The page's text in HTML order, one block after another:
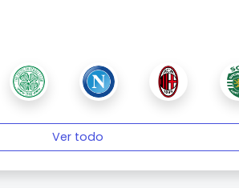
Ver todo